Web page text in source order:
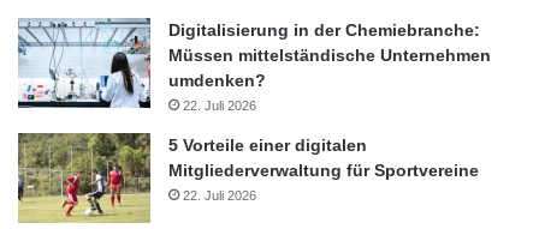
Digitalisierung in der Chemiebranche:
Müssen mittelständische Unternehmen
umdenken?
22. Juli 2026
5 Vorteile einer digitalen
Mitgliederverwaltung für Sportvereine
22. Juli 2026